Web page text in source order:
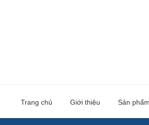
Trang chủ Giới thiệu Sản phẩm